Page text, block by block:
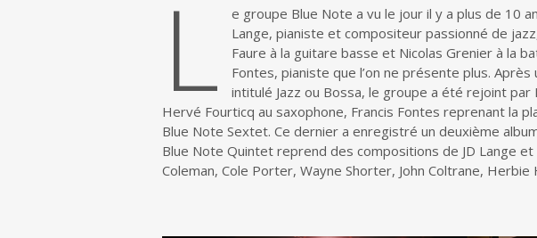
L
e groupe Blue Note a vu le jour il y a plus de 10
Lange, pianiste et compositeur passionné de
Faure à la guitare basse et Nicolas Grenier à la
Fontes, pianiste que l’on ne présente plus.
intitulé Jazz ou Bossa, le groupe a été rejoint
Hervé Fourticq au saxophone, Francis Fontes reprenant la
Blue Note Sextet. Ce dernier a enregistré un deuxième
Blue Note Quintet reprend des compositions de JD Lange
Coleman, Cole Porter, Wayne Shorter, John Coltrane, Herbie